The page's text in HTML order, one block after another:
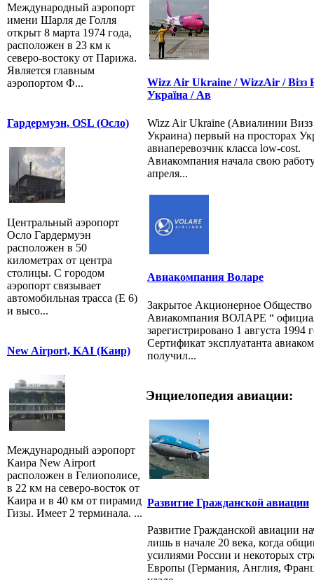
Международный аэропорт
имени Шарля де Голля
открыт 8 марта 1974 года,
расположен в 23 км к
северо-востоку от Парижа.
Является главным
аэропортом Ф...
Гардермуэн, OSL (Осло)
Центральный аэропорт
Осло Гардермуэн
расположен в 50
километрах от центра
столицы. С городом
аэропорт связывает
автомобильная трасса (E 6)
и высо...
New Airport, KAI (Каир)
Международный аэропорт
Каира New Airport
расположен в Гелиополисе,
в 22 км на северо-восток от
Каира и в 40 км от пирамид
Гизы. Имеет 2 терминала. ...
Wizz Air Ukraine / WizzAir / Візз
Україна / Ав
Wizz Air Ukraine (Авиалинии
Украина) первый на просторах
авиаперевозчик класса low-cost.
Авиакомпания начала свою
апреля...
Авиакомпания Воларе
Закрытое Акционерное Общество
Авиакомпания ВОЛАРЕ “
зарегистрировано 1 августа 1994
Сертификат эксплуатанта
получил...
Энциелопедия авиации:
Развитие Гражданской авиации
Развитие Гражданской авиации
лишь в начале 20 века, когда
усилиями России и некоторых
Европы (Германия, Англия,